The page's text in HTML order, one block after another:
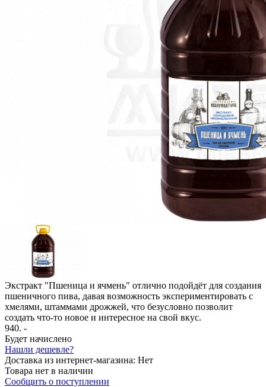
Экстракт "Пшеница и ячмень" отлично подойдёт для создания
пшеничного пива, давая возможность экспериментировать с
хмелями, штаммами дрожжей, что безусловно позволит
создать что-то новое и интересное на свой вкус.
940. -
Будет начислено
Нашли дешевле?
Доставка из интернет-магазина: Нет
Товара нет в наличии
Сообщить о поступлении